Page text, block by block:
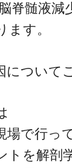
脊髄液減
ます。
について
場で行っ
トを解剖